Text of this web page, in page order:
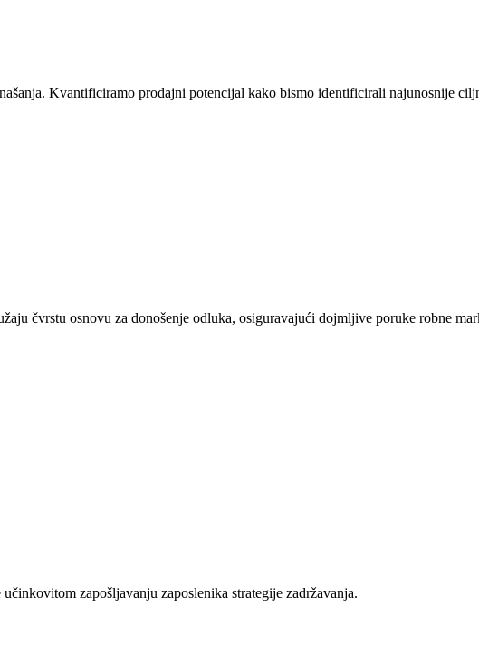
Kvantificiramo prodajni potencijal kako bismo identificirali najunosnije
čvrstu osnovu za donošenje odluka, osiguravajući dojmljive poruke robne
zapošljavanju zaposlenika strategije zadržavanja.